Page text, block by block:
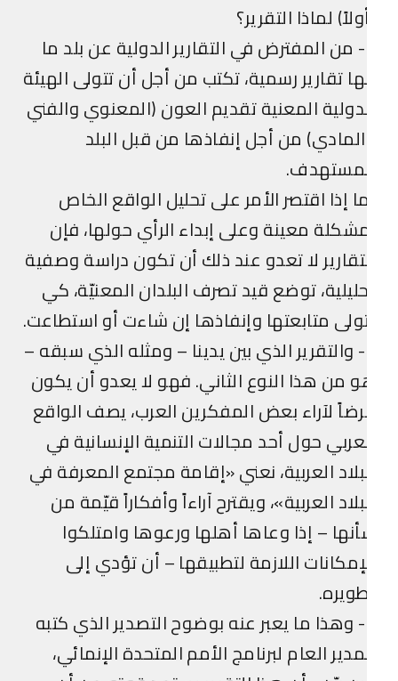
لماذا التقرير؟
1- من المفترض في التقارير الدولية عن بلد ما
تقارير رسمية، تكتب من أجل أن تتولى الهيئة
المعنية تقديم العون (المعنوي والفني
من أجل إنفاذها من قبل البلد
إذا اقتصر الأمر على تحليل الواقع الخاص
معينة وعلى إبداء الرأي حولها، فإن
لا تعدو عند ذلك أن تكون دراسة وصفية
توضع قيد تصرف البلدان المعنيّة، كي
متابعتها وإنفاذها إن شاءت أو استطاعت.
2- والتقرير الذي بين يدينا – ومثله الذي سبقه –
من هذا النوع الثاني. فهو لا يعدو أن يكون
لآراء بعض المفكرين العرب، يصف الواقع
حول أحد مجالات التنمية الإنسانية في
العربية، نعني «إقامة مجتمع المعرفة في
العربية»، ويقترح آراءاً وأفكاراً قيّمة من
– إذا وعاها أهلها ورعوها وامتلكوا
اللازمة لتطبيقها – أن تؤدي إلى
3- وهذا ما يعبر عنه بوضوح التصدير الذي كتبه
العام لبرنامج الأمم المتحدة الإنمائي،